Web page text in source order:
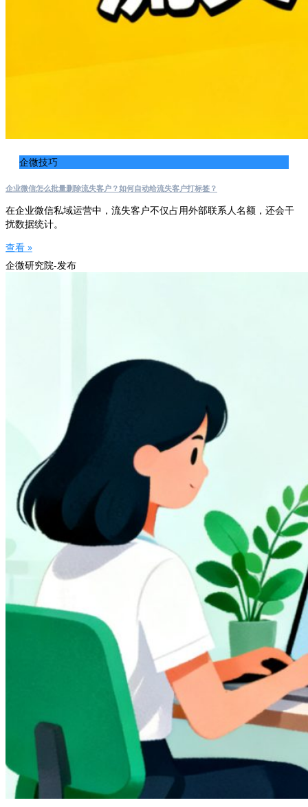
企微技巧
企业微信怎么批量删除流失客户？如何自动给流失客户打标签？
在企业微信私域运营中，流失客户不仅占用外部联系人名额，还会干
扰数据统计。
查看 »
企微研究院-发布